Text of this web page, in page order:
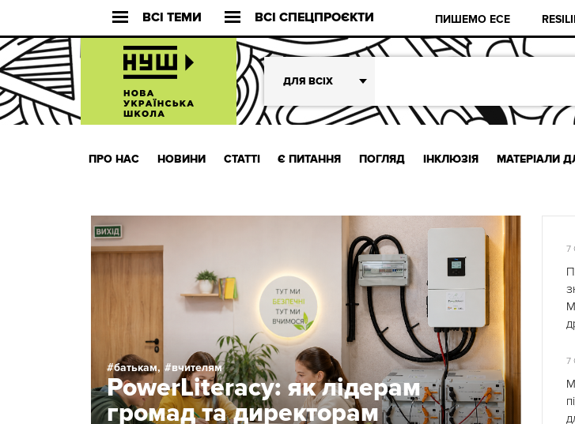
ВСІ ТЕМИ ВСІ СПЕЦПРОЄКТИ ПИШЕМО ЕСЕ
ДЛЯ ВСІХ
ПРО НАС НОВИНИ СТАТТІ Є ПИТАННЯ ПОГЛЯД ІНКЛЮЗІЯ МАТЕРІАЛИ
батькам, вчителям
PowerLiteracy: як лідерам
громад та директорам
7
7